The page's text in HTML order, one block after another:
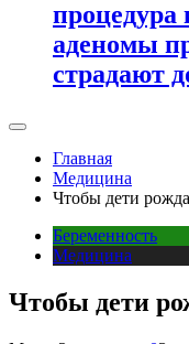
процедура
аденомы
страдают
Главная
Медицина
Чтобы дети
Беременность
Медицина
Чтобы дети